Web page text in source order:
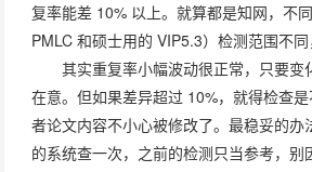
复率能差 10% 以上。就算都是知网，不
PMLC 和硕士用的 VIP5.3）检测范围不同
其实重复率小幅波动很正常，只要变
在意。但如果差异超过 10%，就得检查
者论文内容不小心被修改了。最稳妥的办
的系统查一次，之前的检测只当参考，别